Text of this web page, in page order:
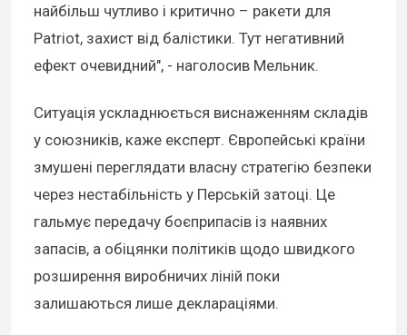
найбільш чутливо і критично – ракети для
Patriot, захист від балістики. Тут негативний
ефект очевидний", - наголосив Мельник.
Ситуація ускладнюється виснаженням складів
у союзників, каже експерт. Європейські країни
змушені переглядати власну стратегію безпеки
через нестабільність у Перській затоці. Це
гальмує передачу боєприпасів із наявних
запасів, а обіцянки політиків щодо швидкого
розширення виробничих ліній поки
залишаються лише деклараціями.